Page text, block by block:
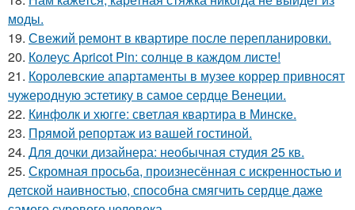
моды.
19. Свежий ремонт в квартире после перепланировки.
20. Колеус Apricot Pin: солнце в каждом листе!
21. Королевские апартаменты в музее коррер привносят
чужеродную эстетику в самое сердце Венеции.
22. Кинфолк и хюгге: светлая квартира в Минске.
23. Прямой репортаж из вашей гостиной.
24. Для дочки дизайнера: необычная студия 25 кв.
25. Скромная просьба, произнесённая с искренностью и
детской наивностью, способна смягчить сердце даже